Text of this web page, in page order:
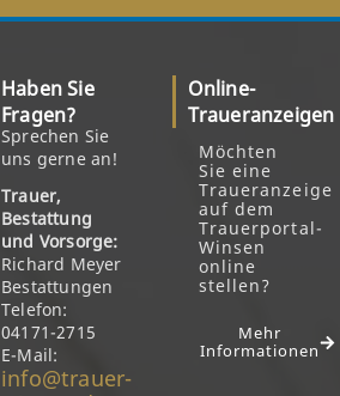
Haben Sie
Fragen?
Sprechen Sie
uns gerne an!
Trauer,
Bestattung
und Vorsorge:
Richard Meyer
Bestattungen
Telefon:
04171-2715
E-Mail:
info@trauer-
Online-
Traueranzeigen
Möchten
Sie eine
Traueranzeige
auf dem
Trauerportal-
Winsen
online
stellen?
Mehr
Informationen